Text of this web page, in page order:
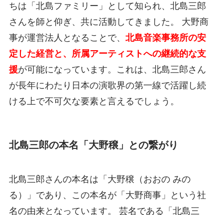
ちは「北島ファミリー」として知られ、北島三郎
さんを師と仰ぎ、共に活動してきました。 大野商
事が運営法人となることで、 北島音楽事務所の安
定した経営と、所属アーティストへの継続的な支
援が可能になっています。これは、北島三郎さん
が長年にわたり日本の演歌界の第一線で活躍し続
ける上で不可欠な要素と言えるでしょう。
北島三郎の本名「大野穣」との繋がり
北島三郎さんの本名は「大野穣（おおの みの
る）」であり、この本名が「大野商事」という社
名の由来となっています。 芸名である「北島三